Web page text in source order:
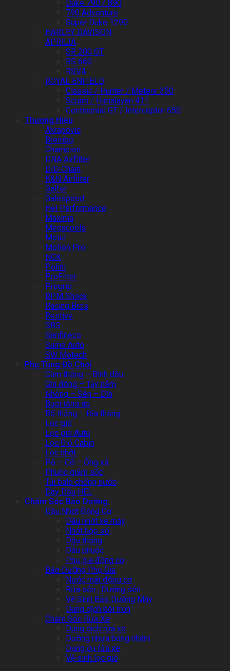
Duke 790 / 890
790 Adventure
Super Duke 1290
HARLEY DAVISON
APRILIA
SR 200 GT
RS 660
RSV4
ROYAL ENFIELD
Classic / Hunter / Meteor 350
Scram / Himalayan 411
Continental GT / Interceptor 650
Thương Hiệu
Akrapovic
Brembo
Champion
DNA Airfilter
DID Chain
K&N Airfilter
Galfer
Galespeed
Hel Performance
Maxima
Megacools
Motul
Motion Pro
NGK
Polini
ProFilter
Progrip
RPM Shock
Racing Bros
Restive
SBS
Senfineco
Sumo Auto
SW Motech
Phụ Tùng Đồ Chơi
Cùm thắng – Bình dầu
Ghi đông – Tay nắm
Nhông – Sên – Đĩa
Bugi tăng áp
Bố thắng – Đĩa thắng
Lọc gió
Lọc gió Auto
Lọc Gió Cabin
Lọc nhớt
Pô – Cổ – Ống xả
Phuộc giảm sốc
Túi balo chống nước
Dây Dầu HEL
Chăm Sóc Bảo Dưỡng
Dầu Nhớt Động Cơ
Dầu nhớt xe máy
Nhớt hộp số
Dầu thắng
Dầu phuộc
Phụ gia động cơ
Bảo Dưỡng Phụ Gia
Nước mát động cơ
Rửa sên , Dưỡng sên
Vệ Sinh Bảo Dưỡng Máy
Dung dịch bôi trơn
Chăm Sóc Rửa Xe
Dung dịch rửa xe
Dưỡng nhựa bóng nhám
Dụng cụ rửa xe
Vệ sinh lọc gió